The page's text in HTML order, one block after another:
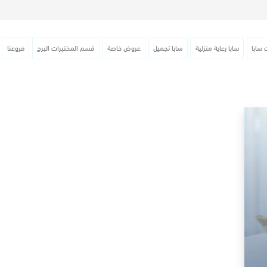
سابا سابا رعاية منزلية سابا تجميل عروض خاصة قسم المختبرات البرج فروعنا